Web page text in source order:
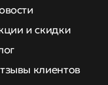
и скидки
клиентов